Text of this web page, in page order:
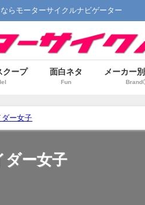
らモーターサイクルナビゲーター
クープ 面白ネタ
Fun
メーカー
ダー女子
ダー女子